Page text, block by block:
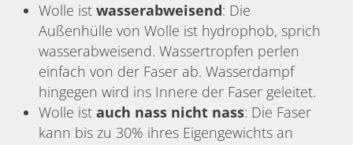
Wolle istwasserabweisend: Die
Außenhülle von Wolle ist hydrophob, sprich
wasserabweisend. Wassertropfen perlen
einfach von der Faser ab. Wasserdampf
hingegen wird ins Innere der Faser geleitet.
Wolle istauch nass nicht nass: Die Faser
kann bis zu 30% ihres Eigengewichts an